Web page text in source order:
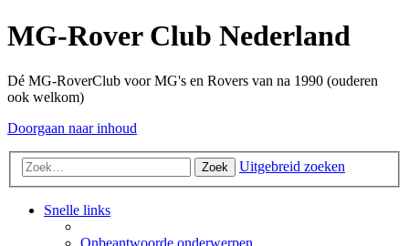
MG-Rover Club Nederland
Dé MG-RoverClub voor MG's en Rovers van na 1990 (ouderen
ook welkom)
Doorgaan naar inhoud
Zoek Uitgebreid zoeken
Snelle links